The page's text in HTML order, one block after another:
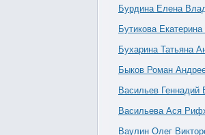
Бурдина Елена
Бутикова
Бухарина Татьяна
Быков Роман
Васильев Геннадий
Васильева Ася
Ваулин Олег